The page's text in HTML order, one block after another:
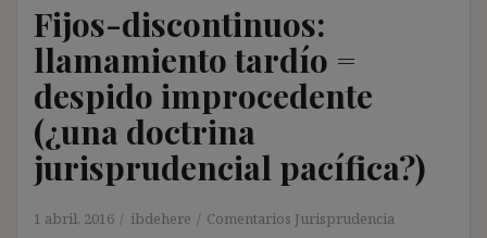
Fijos-discontinuos:
llamamiento tardío =
despido improcedente
(¿una doctrina
jurisprudencial pacífica?)
1 abril, 2016 ibdehere Comentarios Jurisprudencia